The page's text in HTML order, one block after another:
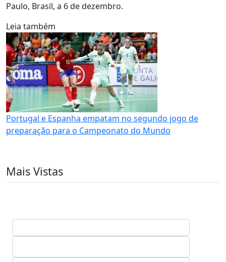
Paulo, Brasil, a 6 de dezembro.
Leia também
Portugal e Espanha empatam no segundo jogo de
preparação para o Campeonato do Mundo
Mais Vistas